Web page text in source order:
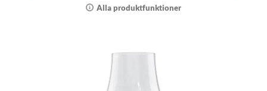
Alla produktfunktioner